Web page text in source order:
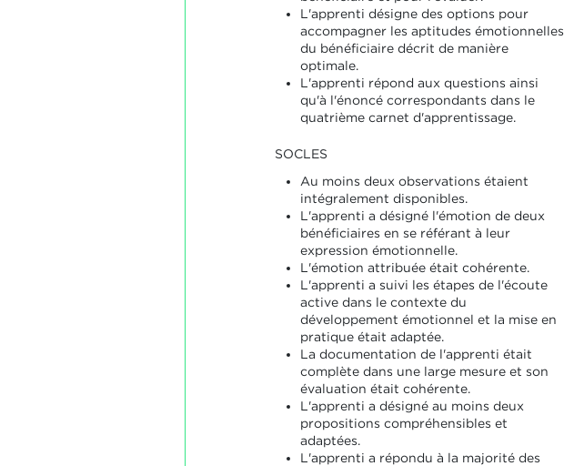
L'apprenti désigne des options pour
accompagner les aptitudes émotionnelles
du bénéficiaire décrit de manière
optimale.
L'apprenti répond aux questions ainsi
qu'à l'énoncé correspondants dans le
quatrième carnet d'apprentissage.
SOCLES
Au moins deux observations étaient
intégralement disponibles.
L'apprenti a désigné l'émotion de deux
bénéficiaires en se référant à leur
expression émotionnelle.
L'émotion attribuée était cohérente.
L'apprenti a suivi les étapes de l'écoute
active dans le contexte du
développement émotionnel et la mise en
pratique était adaptée.
La documentation de l'apprenti était
complète dans une large mesure et son
évaluation était cohérente.
L'apprenti a désigné au moins deux
propositions compréhensibles et
adaptées.
L'apprenti a répondu à la majorité des